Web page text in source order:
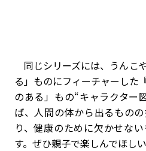
同じシリーズには、うんこ
る」ものにフィーチャーした
のある」もの“キャラクター
ば、人間の体から出るもの
り、健康のために欠かせな
す。ぜひ親子で楽しんでほしい